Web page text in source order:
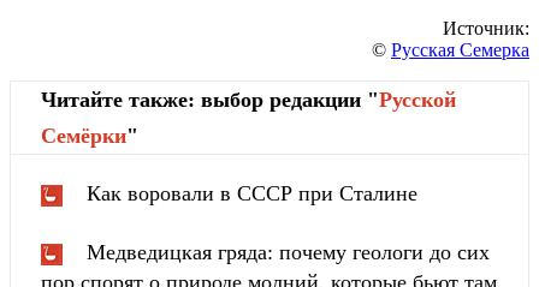
Источник:
© Русская Семерка
Читайте также: выбор редакции "Русской
Cемёрки"
Как воровали в СССР при Сталине
Медведицкая гряда: почему геологи до сих